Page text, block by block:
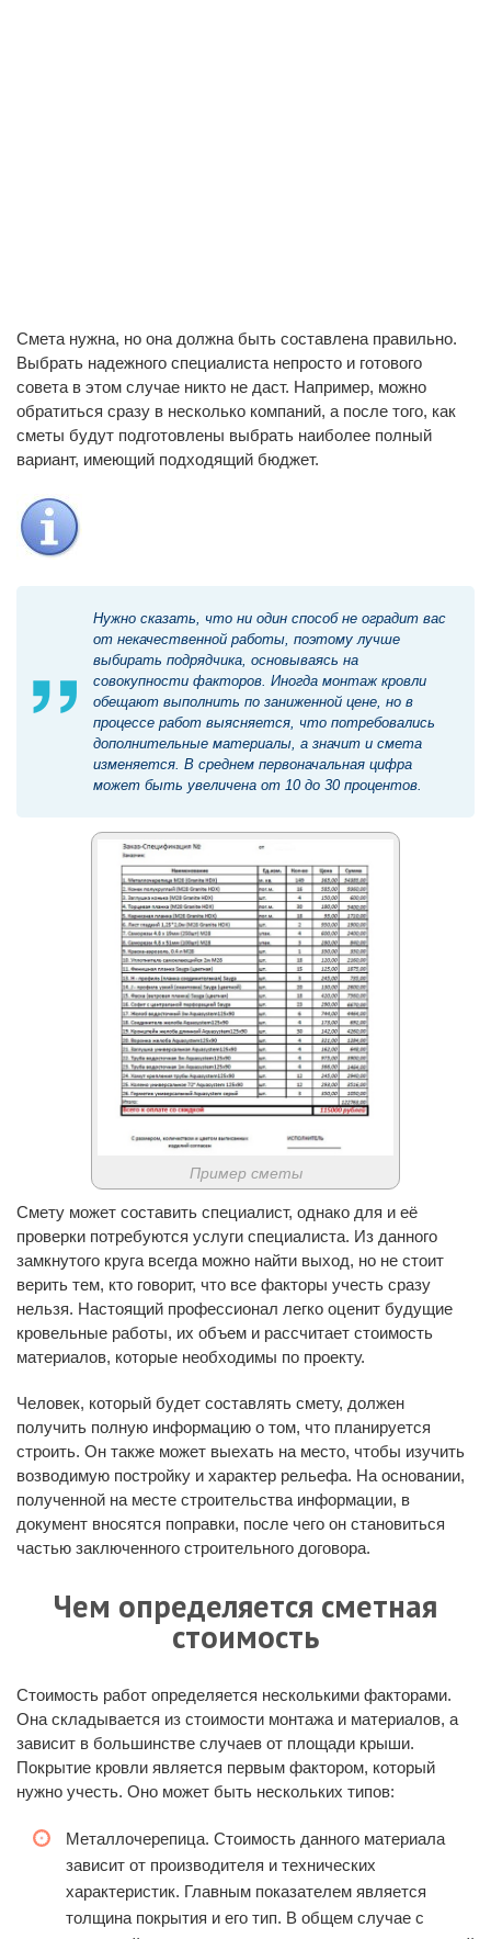
Смета нужна, но она должна быть составлена правильно.
Выбрать надежного специалиста непросто и готового
совета в этом случае никто не даст. Например, можно
обратиться сразу в несколько компаний, а после того, как
сметы будут подготовлены выбрать наиболее полный
вариант, имеющий подходящий бюджет.
Нужно сказать, что ни один способ не оградит вас
от некачественной работы, поэтому лучше
выбирать подрядчика, основываясь на
совокупности факторов. Иногда монтаж кровли
обещают выполнить по заниженной цене, но в
процессе работ выясняется, что потребовались
дополнительные материалы, а значит и смета
изменяется. В среднем первоначальная цифра
может быть увеличена от 10 до 30 процентов.
Пример сметы
Смету может составить специалист, однако для и её
проверки потребуются услуги специалиста. Из данного
замкнутого круга всегда можно найти выход, но не стоит
верить тем, кто говорит, что все факторы учесть сразу
нельзя. Настоящий профессионал легко оценит будущие
кровельные работы, их объем и рассчитает стоимость
материалов, которые необходимы по проекту.
Человек, который будет составлять смету, должен
получить полную информацию о том, что планируется
строить. Он также может выехать на место, чтобы изучить
возводимую постройку и характер рельефа. На основании,
полученной на месте строительства информации, в
документ вносятся поправки, после чего он становиться
частью заключенного строительного договора.
Чем определяется сметная
стоимость
Стоимость работ определяется несколькими факторами.
Она складывается из стоимости монтажа и материалов, а
зависит в большинстве случаев от площади крыши.
Покрытие кровли является первым фактором, который
нужно учесть. Оно может быть нескольких типов:
Металлочерепица. Стоимость данного материала
зависит от производителя и технических
характеристик. Главным показателем является
толщина покрытия и его тип. В общем случае с